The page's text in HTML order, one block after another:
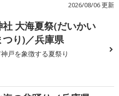
2026/08/06 更新
社 大海夏祭(だいかい
つり)／兵庫県
戸を象徴する夏祭り